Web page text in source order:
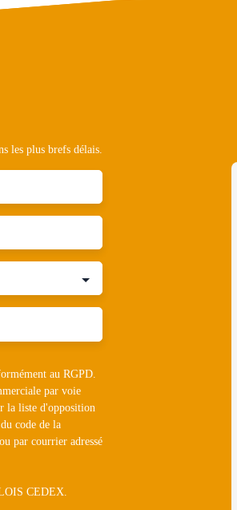
les plus brefs délais.
au RGPD.
par voie
la liste d'opposition
code de la
par courrier adressé
CEDEX.